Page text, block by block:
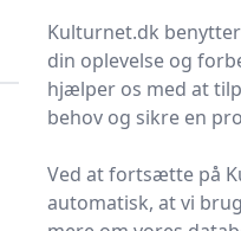
Start søgning
Bolig og
Top 1
Kulturnet.dk
din oplevelse og
hjælper os med at
behov og sikre en
Ved at fortsætte på
automatisk, at vi